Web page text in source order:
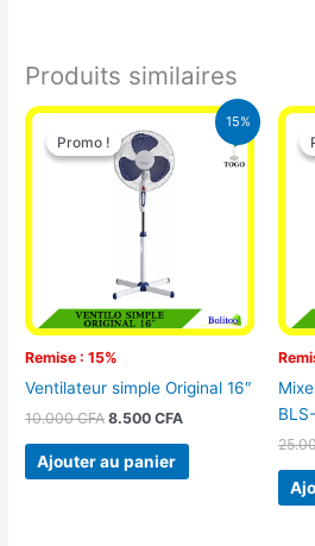
Produits similaires
15%
Promo !
Remise : 15%
Promo !
Ventilateur simple Original 16″
10.000CFA
Le
prix
initial
était :
10.000 CFA.
8.500CFA
Le
Ajouter au panier